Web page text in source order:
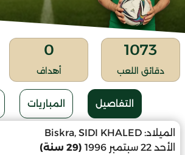
1073
دقائق اللعب
0
أهداف
التفاصيل المباريات
الميلاد: Biskra, SIDI KHALED
الأحد 22 سبتمبر 1996
(29 سنة)